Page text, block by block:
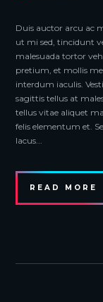
Duis auctor arcu ac
ut mi sed, tincidunt
malesuada tortor
pretium, et mollis
interdum iaculis.
sagittis tellus at
tellus vitae aliquet
felis elementum et.
lacus...
READ MORE